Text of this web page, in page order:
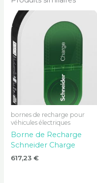
bornes de recharge pour
véhicules électriques
Borne de Recharge
Schneider Charge
617,23€